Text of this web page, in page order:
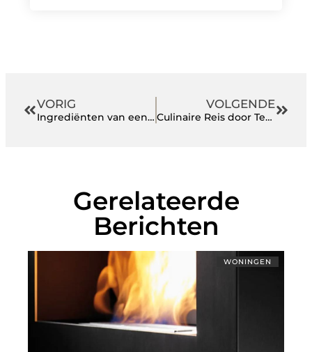
VORIG
Ingrediënten van een perfecte spouwmuurisolatie
VOLGENDE
Culinaire Reis door Terneuzen
Gerelateerde
Berichten
WONINGEN